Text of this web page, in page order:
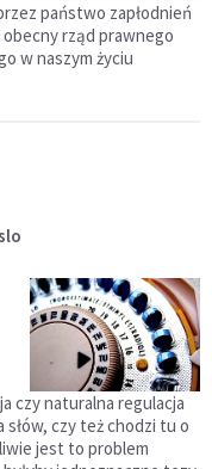
państwo zapłodnień
rząd prawnego
w naszym życiu
czy naturalna regulacja
czy też chodzi tu o
jest to problem